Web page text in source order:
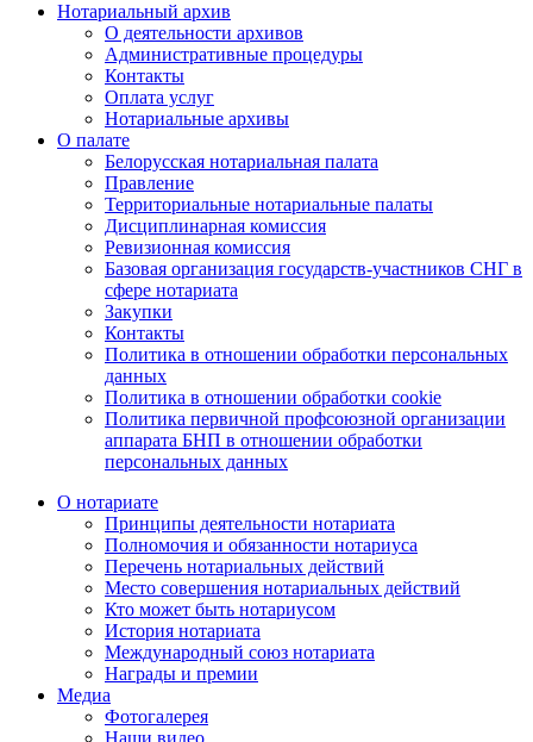
Нотариальный архив
О деятельности архивов
Административные процедуры
Контакты
Оплата услуг
Нотариальные архивы
О палате
Белорусская нотариальная палата
Правление
Территориальные нотариальные палаты
Дисциплинарная комиссия
Ревизионная комиссия
Базовая организация государств-участников СНГ в
сфере нотариата
Закупки
Контакты
Политика в отношении обработки персональных
данных
Политика в отношении обработки cookie
Политика первичной профсоюзной организации
аппарата БНП в отношении обработки
персональных данных
О нотариате
Принципы деятельности нотариата
Полномочия и обязанности нотариуса
Перечень нотариальных действий
Место совершения нотариальных действий
Кто может быть нотариусом
История нотариата
Международный союз нотариата
Награды и премии
Медиа
Фотогалерея